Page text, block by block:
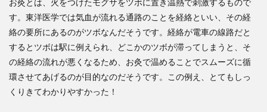
す。東洋医学では気血が流れる通路のことを経絡といい、その経
絡の要所にあるのがツボなんだそうです。経絡が電車の線路だと
するとツボは駅に例えられ、どこかのツボが滞ってしまうと、そ
の経絡の流れが悪くなるため、お灸で温めることでスムーズに循
環させてあげるのが目的なのだそうです。この例え、とてもしっ
くりきてわかりやすかった！